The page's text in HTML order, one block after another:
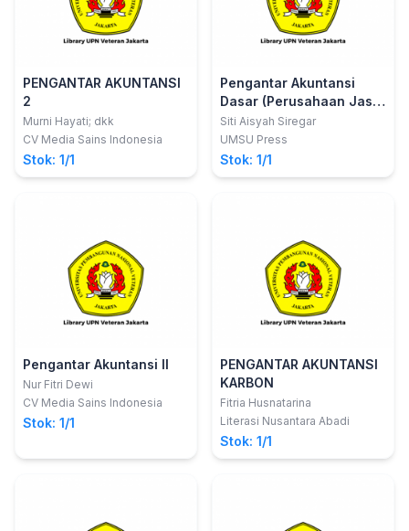
PENGANTAR AKUNTANSI
2
Murni Hayati; dkk
CV Media Sains Indonesia
Stok: 1/1
Pengantar Akuntansi
Dasar (Perusahaan Jasa,
Dagangdan Manufaktur)
Siti Aisyah Siregar
UMSU Press
Stok: 1/1
Pengantar Akuntansi II
Nur Fitri Dewi
CV Media Sains Indonesia
Stok: 1/1
PENGANTAR AKUNTANSI
KARBON
Fitria Husnatarina
Literasi Nusantara Abadi
Stok: 1/1